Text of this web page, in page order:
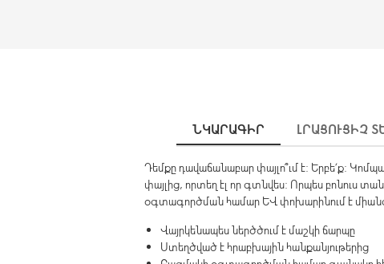
ՆԿԱՐԱԳԻՐ ԼՐԱՑՈՒՑԻՉ
Դեմքը դավաճանաբար փայլո՞ւմ է: Երբե՛ք:
փայլից, որտեղ էլ որ գտնվես: Որպես բոնուս
օգտագործման համար և փոխարինում է
Վայրկենապես ներծծում է մաշկի ճարպը
Ստեղծված է հրաբխային հանքանյութերից